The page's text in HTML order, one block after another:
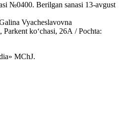
№0400. Berilgan sanasi 13-avgust
Vyacheslavovna
ko‘chasi, 26А / Pochta:
MChJ.